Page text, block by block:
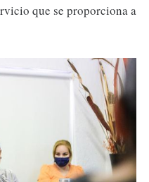
que se proporciona a